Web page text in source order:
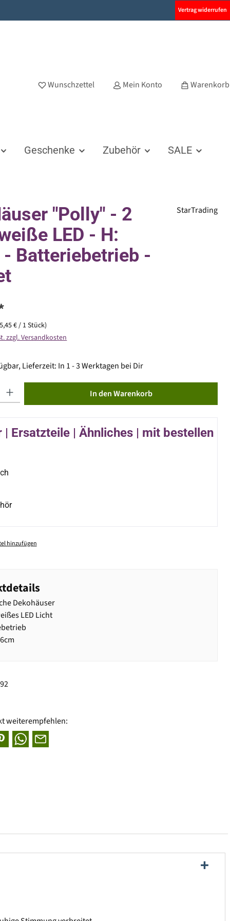
Vertrag widerrufen
Wunschzettel Mein Konto Warenkorb
Geschenke Zubehör SALE
"Polly" - 2
LED - H:
Batteriebetrieb -
StarTrading
€ / 1 Stück)
zzgl. Versandkosten
Lieferzeit: In 1 - 3 Werktagen bei Dir
In den Warenkorb
| Ersatzteile | Ähnliches | mit bestellen
hinzufügen
Dekohäuser
LED Licht
weiterempfehlen: